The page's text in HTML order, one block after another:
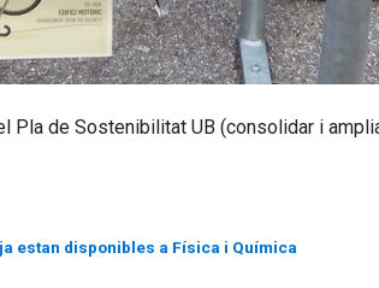
Pla de Sostenibilitat UB (consolidar i
estan disponibles a Física i Química